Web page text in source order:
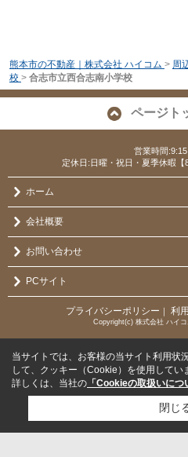
熊本市の不動産｜株式会社 ハイコム > 周
校 > 合志市立西合志南小学校
ページト
営業時間
定休日:日曜・祝日・夏季休暇【
ホーム
会社概要
お問い合わせ
PCサイト
プライバシーポリシー ｜ 利
Copyright(c) 株式会社 ハイ
当サイトでは、お客様の当サイト利用状
して、クッキー（Cookie）を使用してい
詳しくは、当社の 「Cookieの取扱いにつ
閉じ